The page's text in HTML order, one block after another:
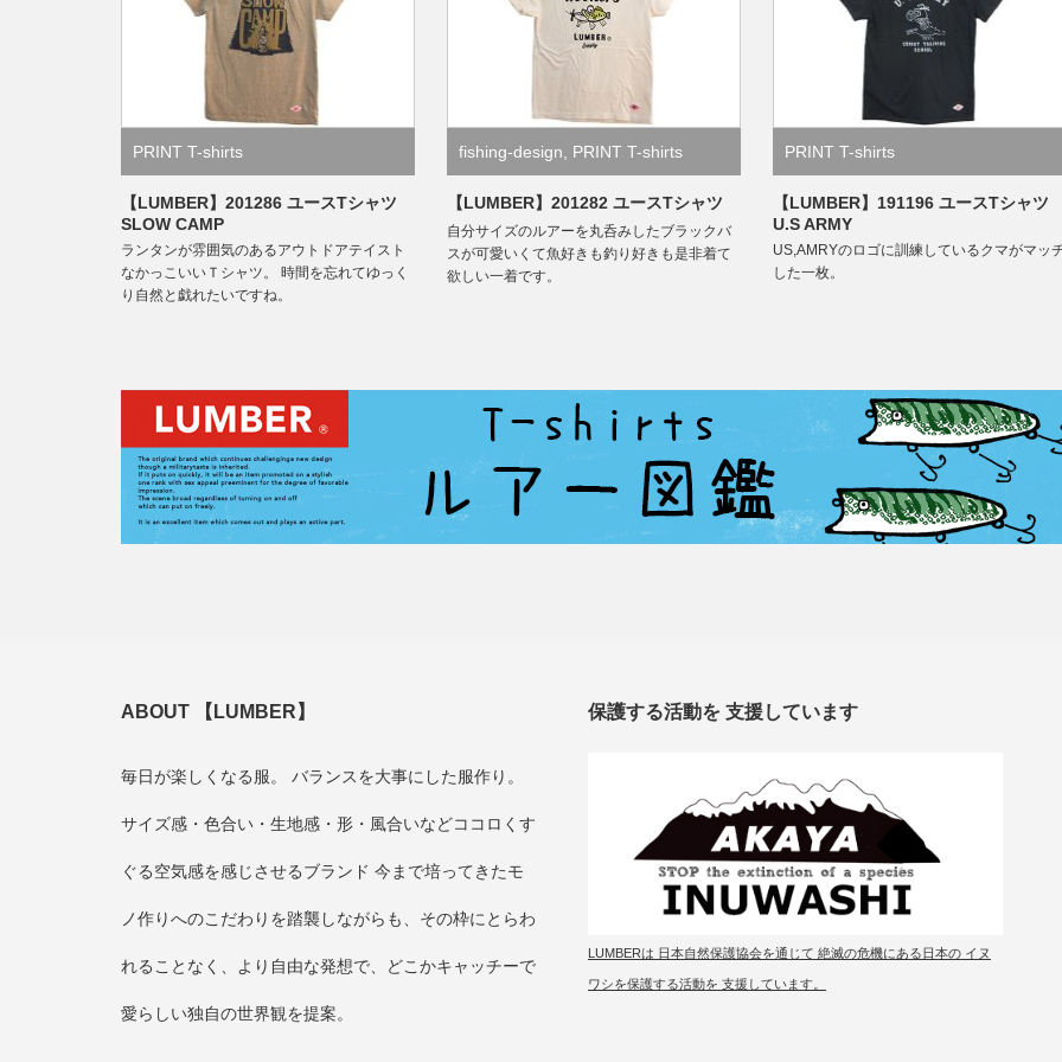
PRINT T-shirts
【LUMBER】201286 ユースTシャツ
SLOW CAMP
ランタンが雰囲気のあるアウトドアテイスト
なかっこいいＴシャツ。 時間を忘れてゆっく
り自然と戯れたいですね。
fishing-design PRINT T-shirts
【LUMBER】201282 ユースTシャツ
自分サイズのルアーを丸呑みしたブラックバ
スが可愛いくて魚好きも釣り好きも是非着て
欲しい一着です。
PRINT T-shirts
【LUMBER】191196 ユースTシャ
U.S ARMY
US,AMRYのロゴに訓練しているクマがマッ
した一枚。
ABOUT 【LUMBER】
毎日が楽しくなる服。 バランスを大事にした服作り。
サイズ感・色合い・生地感・形・風合いなどココロくす
ぐる空気感を感じさせるブランド 今まで培ってきたモ
ノ作りへのこだわりを踏襲しながらも、その枠にとらわ
れることなく、より自由な発想で、どこかキャッチーで
愛らしい独自の世界観を提案。
保護する活動を 支援しています
LUMBERは 日本自然保護協会を通じて 絶滅の危機にある日本の イヌ
ワシを保護する活動を 支援しています。